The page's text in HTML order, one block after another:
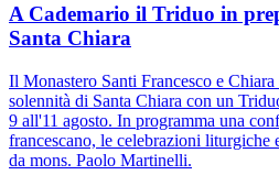
A Cademario il Triduo in
Santa Chiara
Il Monastero Santi Francesco e
solennità di Santa Chiara con un
9 all'11 agosto. In programma una
francescano, le celebrazioni liturgiche
da mons. Paolo Martinelli.